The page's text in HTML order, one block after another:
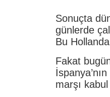
Sonuçta
günlerde
Bu
Fakat
marşı